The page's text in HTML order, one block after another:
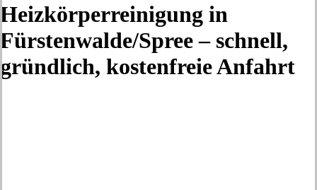
Heizkörperreinigung in
Fürstenwalde/Spree – schnell,
gründlich, kostenfreie Anfahrt